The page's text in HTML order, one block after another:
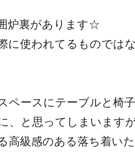
炉裏があります☆
に使われてるものでは
ペースにテーブルと椅
、と思ってしまいます
高級感のある落ち着い